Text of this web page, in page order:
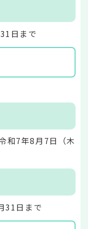
日まで
和7年8月7日（木
31日まで